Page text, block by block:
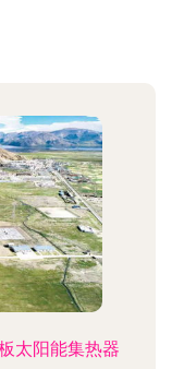
太阳能集热器